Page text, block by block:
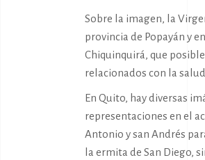
Sobre la imagen, la
provincia de Popayán y
Chiquinquirá, que
relacionados con la salud
En Quito, hay diversas
representaciones en el
Antonio y san Andrés
la ermita de San Diego,